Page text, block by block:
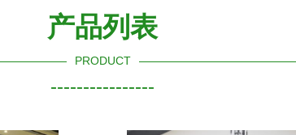
产品列表
PRODUCT
----------------